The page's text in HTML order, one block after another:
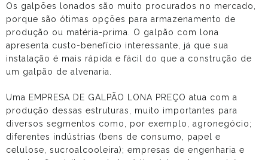
Os galpões lonados são muito procurados no mercado,
porque são ótimas opções para armazenamento de
produção ou matéria-prima. O galpão com lona
apresenta custo-benefício interessante, já que sua
instalação é mais rápida e fácil do que a construção de
um galpão de alvenaria.
Uma EMPRESA DE GALPÃO LONA PREÇO atua com a
produção dessas estruturas, muito importantes para
diversos segmentos como, por exemplo, agronegócio;
diferentes indústrias (bens de consumo, papel e
celulose, sucroalcooleira); empresas de engenharia e